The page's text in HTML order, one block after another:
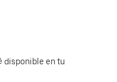
disponible en tu